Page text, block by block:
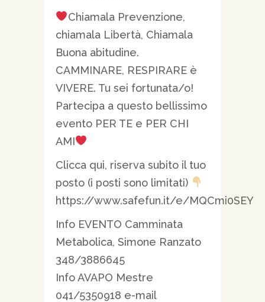
Chiamala Prevenzione,
chiamala Libertà, Chiamala
Buona abitudine.
CAMMINARE, RESPIRARE è
VIVERE. Tu sei fortunata/o!
Partecipa a questo bellissimo
evento PER TE e PER CHI
AMI
Clicca qui, riserva subito il tuo
posto (i posti sono limitati)
https://www.safefun.it/e/MQCmi0SEY
Info EVENTO Camminata
Metabolica, Simone Ranzato
348/3886645
Info AVAPO Mestre
041/5350918 e-mail